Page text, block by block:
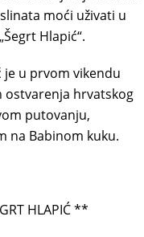
moći uživati u
Hlapić“.
je u prvom vikendu
ostvarenja hrvatskog
putovanju,
na Babinom kuku.
HLAPIĆ **